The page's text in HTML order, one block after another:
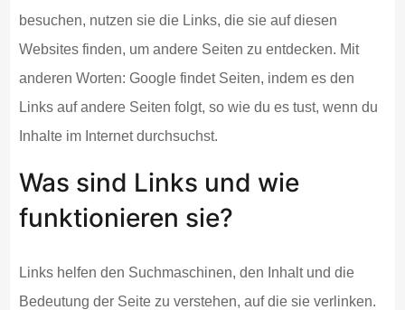
besuchen, nutzen sie die Links, die sie auf diesen
Websites finden, um andere Seiten zu entdecken. Mit
anderen Worten: Google findet Seiten, indem es den
Links auf andere Seiten folgt, so wie du es tust, wenn du
Inhalte im Internet durchsuchst.
Was sind Links und wie
funktionieren sie?
Links helfen den Suchmaschinen, den Inhalt und die
Bedeutung der Seite zu verstehen, auf die sie verlinken.